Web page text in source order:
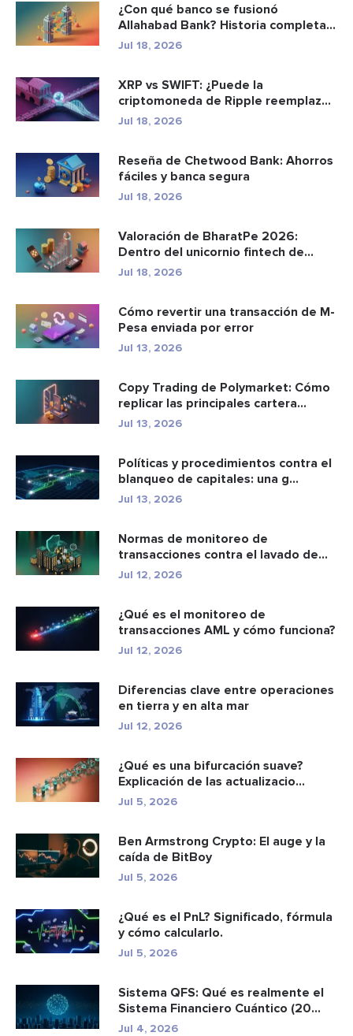
¿Con qué banco se fusionó
Allahabad Bank? Historia completa
de ...
Jul 18, 2026
XRP vs SWIFT: ¿Puede la
criptomoneda de Ripple reemplazar
a los p...
Jul 18, 2026
Reseña de Chetwood Bank: Ahorros
fáciles y banca segura
Jul 18, 2026
Valoración de BharatPe 2026:
Dentro del unicornio fintech de
2.85...
Jul 18, 2026
Cómo revertir una transacción de M-
Pesa enviada por error
Jul 13, 2026
Copy Trading de Polymarket: Cómo
replicar las principales cartera...
Jul 13, 2026
Políticas y procedimientos contra el
blanqueo de capitales: una g...
Jul 13, 2026
Normas de monitoreo de
transacciones contra el lavado de
dinero: c...
Jul 12, 2026
¿Qué es el monitoreo de
transacciones AML y cómo funciona?
Jul 12, 2026
Diferencias clave entre operaciones
en tierra y en alta mar
Jul 12, 2026
¿Qué es una bifurcación suave?
Explicación de las actualizacio...
Jul 5, 2026
Ben Armstrong Crypto: El auge y la
caída de BitBoy
Jul 5, 2026
¿Qué es el PnL? Significado, fórmula
y cómo calcularlo.
Jul 5, 2026
Sistema QFS: Qué es realmente el
Sistema Financiero Cuántico (20...
Jul 4, 2026